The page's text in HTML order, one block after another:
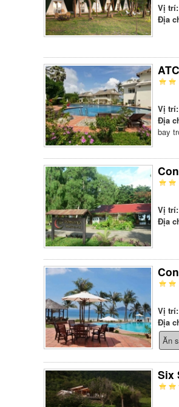
Vị trí:
Địa
Vị trí:
Địa
bay
Vị trí:
Địa
Vị trí:
Địa
Ăn
Six